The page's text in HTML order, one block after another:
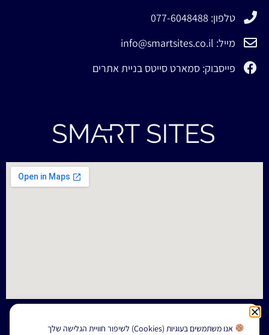
טלפון: 077-6048488
מייל: info@smartsites.co.il
פייסבוק: סמארט סייטס בניית אתרים
אנו משתמשים בעוגיות (Cookies) לשיפור חוויית הגלישה שלך